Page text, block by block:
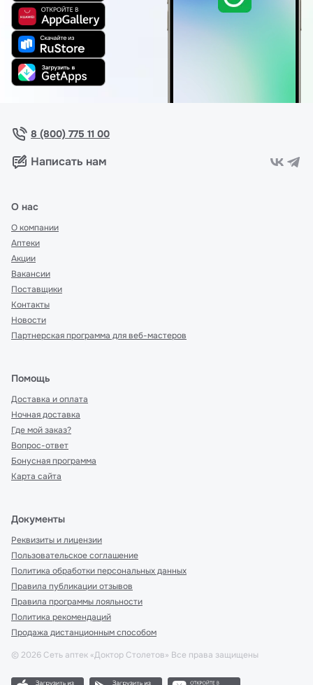
8 (800) 775 11 00
Написать нам
О нас
О компании
Аптеки
Акции
Вакансии
Поставщики
Контакты
Новости
Партнерская программа для веб-мастеров
Помощь
Доставка и оплата
Ночная доставка
Где мой заказ?
Вопрос-ответ
Бонусная программа
Карта сайта
Документы
Реквизиты и лицензии
Пользовательское соглашение
Политика обработки персональных данных
Правила публикации отзывов
Правила программы лояльности
Политика рекомендаций
Продажа дистанционным способом
© 2026 Сеть аптек «Доктор Столетов» Все права защищены